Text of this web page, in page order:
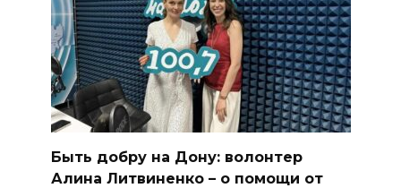
Быть добру на Дону: волонтер
Алина Литвиненко – о помощи от